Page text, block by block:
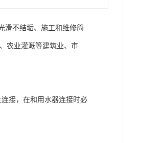
滑不结垢、施工和维修简
农业灌溉等建筑业、市
接，在和用水器连接时必